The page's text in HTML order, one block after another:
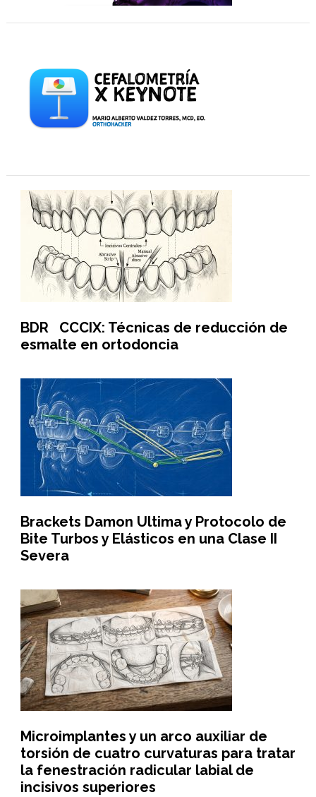
BDR CCCIX: Técnicas de reducción de
esmalte en ortodoncia
Brackets Damon Ultima y Protocolo de
Bite Turbos y Elásticos en una Clase II
Severa
Microimplantes y un arco auxiliar de
torsión de cuatro curvaturas para tratar
la fenestración radicular labial de
incisivos superiores